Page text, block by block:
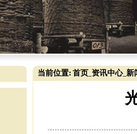
当前位置: 首页 资讯中心_ 新